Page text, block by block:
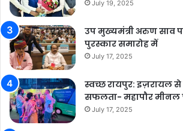
July 19, 2025
उप मुख्यमंत्री अरुण साव
पुरस्कार समारोह में
July 17, 2025
स्वच्छ रायपुर: इज़रायल
सफलता- महापौर मीनल
July 17, 2025